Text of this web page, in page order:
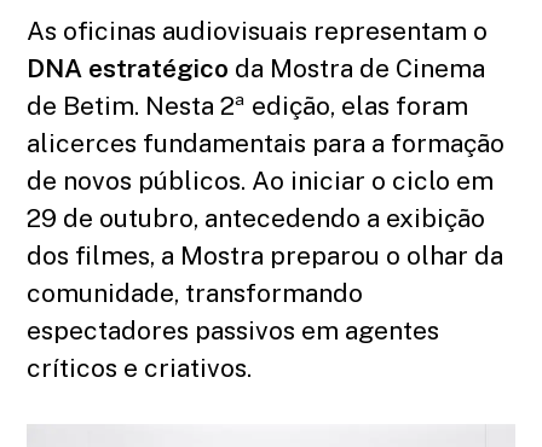
As oficinas audiovisuais representam o
DNA estratégico da Mostra de Cinema
de Betim. Nesta 2ª edição, elas foram
alicerces fundamentais para a formação
de novos públicos. Ao iniciar o ciclo em
29 de outubro, antecedendo a exibição
dos filmes, a Mostra preparou o olhar da
comunidade, transformando
espectadores passivos em agentes
críticos e criativos.